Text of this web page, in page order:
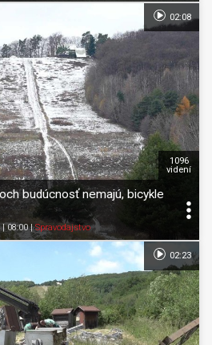
budúcnosť nemajú, bicykle
| 08:00|Spravodajstvo
1096
videní
02:08
02:23